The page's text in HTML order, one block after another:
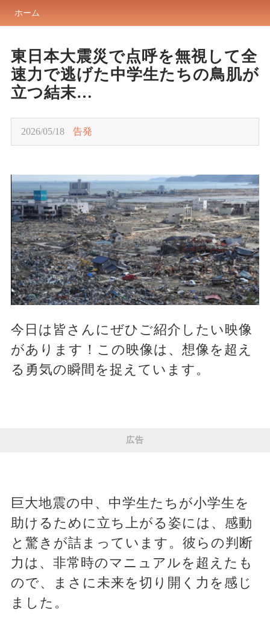
ホーム
東日本大震災で点呼を無視して全
速力で逃げた中学生たちの鳥肌が
立つ結末…
2026/05/18 告発
今日は皆さんにぜひご紹介したい映像
があります！この映像は、想像を超え
る勇気の瞬間を捉えています。
広告
巨大地震の中、中学生たちが小学生を
助けるために立ち上がる姿には、感動
と驚きが詰まっています。彼らの判断
力は、非常時のマニュアルを超えたも
ので、まさに未来を切り開く力を感じ
ました。